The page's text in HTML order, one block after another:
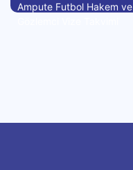
Ampute Futbol Hakem ve